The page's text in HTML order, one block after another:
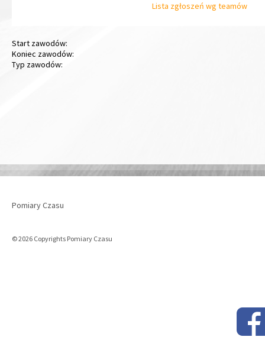
Lista zgłoszeń wg teamów
Start zawodów:
Koniec zawodów:
Typ zawodów:
Pomiary Czasu
© 2026 Copyrights Pomiary Czasu